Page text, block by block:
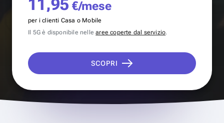
11,95 €/mese
per i clienti Casa o Mobile
Il 5G è disponibile nellearee coperte dal servizio.
SCOPRI